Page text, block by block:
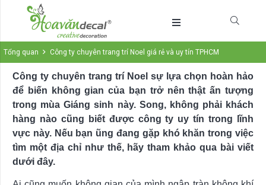
Tổng quan Công ty chuyên trang trí Noel giá rẻ và uy tín TPHCM
Công ty chuyên trang trí Noel sự lựa chọn hoàn hảo
để biến không gian của bạn trở nên thật ấn tượng
trong mùa Giáng sinh này. Song, không phải khách
hàng nào cũng biết được công ty uy tín trong lĩnh
vực này. Nếu bạn ũng đang gặp khó khăn trong việc
tìm một địa chỉ như thế, hãy tham khảo qua bài viết
dưới đây.